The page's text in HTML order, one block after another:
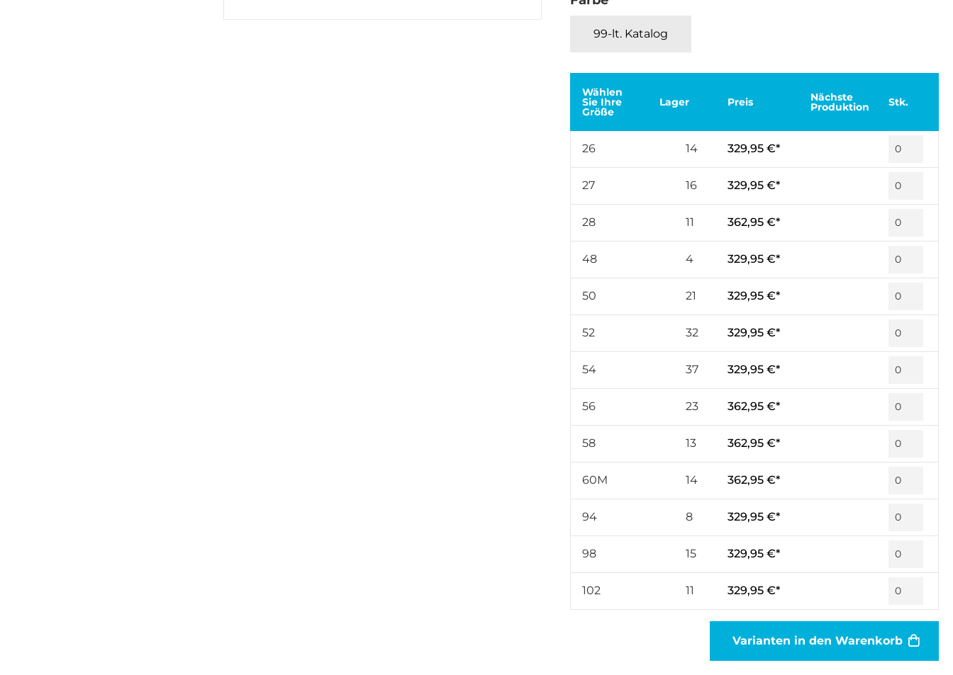
99-lt. Katalog
Wählen
Sie Ihre
Größe
Lager Preis Nächste
Produktion Stk.
26 14 329,95 €*
27 16 329,95 €*
28 11 362,95 €*
48 4 329,95 €*
50 21 329,95 €*
52 32 329,95 €*
54 37 329,95 €*
56 23 362,95 €*
58 13 362,95 €*
60M 14 362,95 €*
94 8 329,95 €*
98 15 329,95 €*
102 11 329,95 €*
Varianten in den Warenkorb